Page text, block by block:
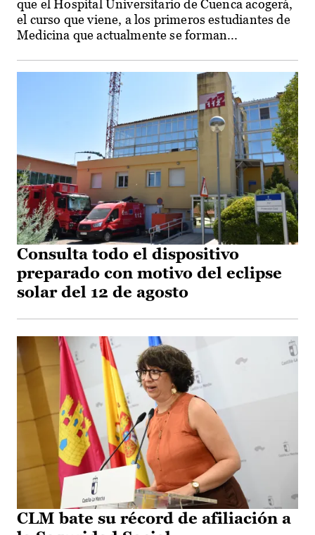
que el Hospital Universitario de Cuenca acogerá,
el curso que viene, a los primeros estudiantes de
Medicina que actualmente se forman...
Consulta todo el dispositivo
preparado con motivo del eclipse
solar del 12 de agosto
CLM bate su récord de afiliación a